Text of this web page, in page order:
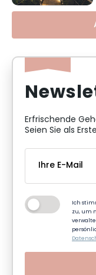
Erfrischende
Seien Sie als
Ich
zu, um